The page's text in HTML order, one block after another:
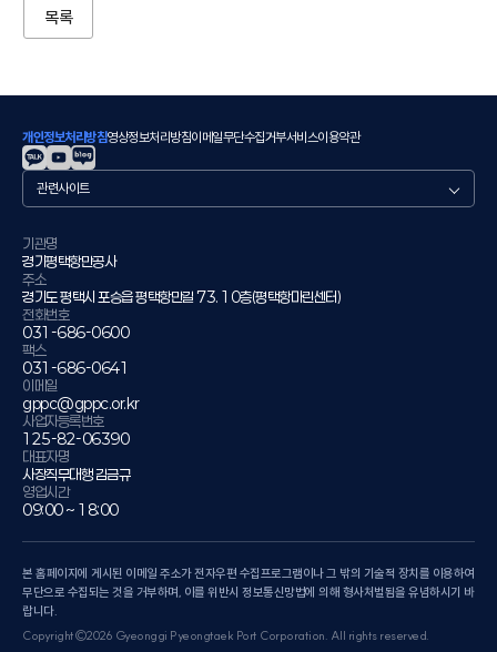
목록
개인정보처리방침영상정보처리방침이메일무단수집거부서비스이용약관
관
련
이
트
기관명
경기평택항만공사
주소
경기도 평택시 포승읍 평택항만길 73. 10층(평택항마린센터)
전화번호
031-686-0600
팩스
031-686-0641
이메일
gppc@gppc.or.kr
사업자등록번호
125-82-06390
대표자명
사장직무대행 김금규
영업시간
09:00 ~ 18:00
본 홈페이지에 게시된 이메일 주소가 전자우편 수집프로그램이나 그 밖의 기술적 장치를 이용하여
무단으로 수집되는 것을 거부하며, 이를 위반시 정보통신망법에 의해 형사처벌됨을 유념하시기 바
랍니다.
Copyright©2026 Gyeonggi Pyeongtaek Port Corporation. All rights reserved.